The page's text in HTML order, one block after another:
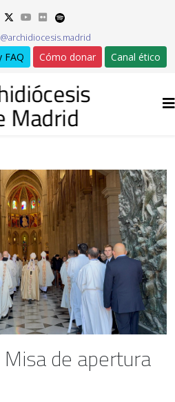
FAQ Cómo donar Canal ético
de apertura